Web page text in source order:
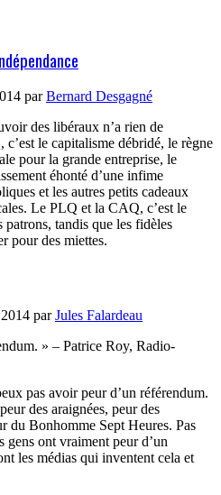
parBernard Desgagné
des libéraux n’a rien de
le capitalisme débridé, le règne
pour la grande entreprise, le
éhonté d’une infime
et les autres petits cadeaux
Le PLQ et la CAQ, c’est le
patrons, tandis que les fidèles
pour des miettes.
parJules Falardeau
» – Patrice Roy, Radio-
pas avoir peur d’un référendum.
des araignées, peur des
du Bonhomme Sept Heures. Pas
gens ont vraiment peur d’un
les médias qui inventent cela et